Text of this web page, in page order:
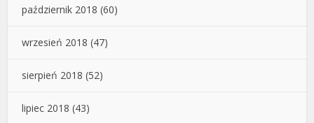
październik 2018 (60)
wrzesień 2018 (47)
sierpień 2018 (52)
lipiec 2018 (43)